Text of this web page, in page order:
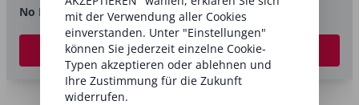
No Make-up meets Casual-Look:Profi-Make-up und...
BEAUTY FORUM abonnieren
mit der Verwendung aller Cookies
einverstanden. Unter "Einstellungen"
können Sie jederzeit einzelne Cookie-
Typen akzeptieren oder ablehnen und
Ihre Zustimmung für die Zukunft
widerrufen.